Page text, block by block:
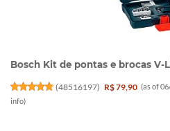
Bosch Kit de pontas e brocas V-
(48516197) R$ 79,90 (as of
info)